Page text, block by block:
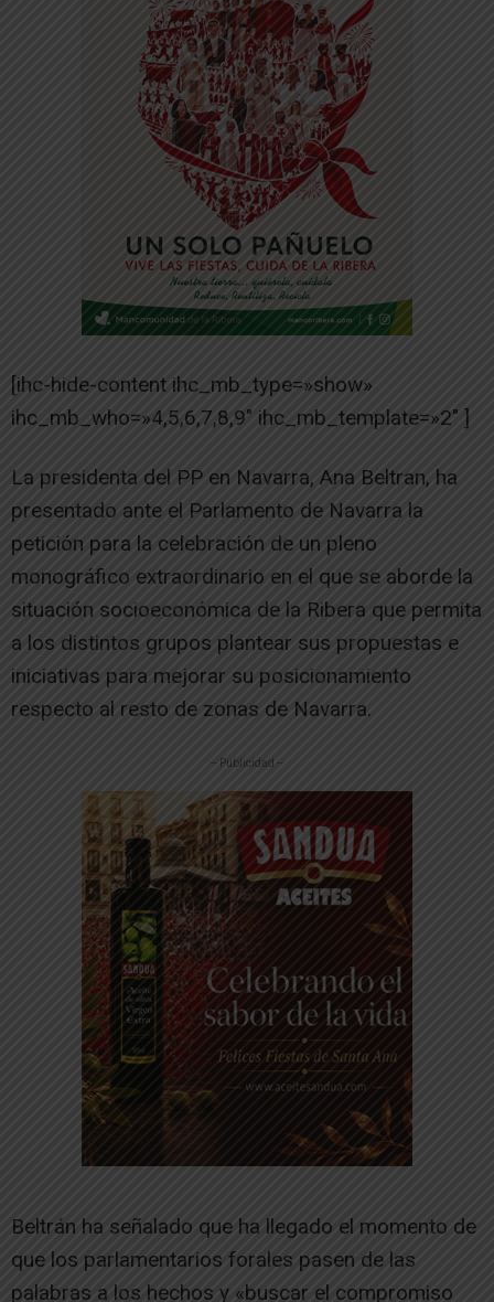
[ihc-hide-content ihc_mb_type=»show»
ihc_mb_who=»4,5,6,7,8,9″ ihc_mb_template=»2″ ]
La presidenta del PP en Navarra, Ana Beltran, ha
presentado ante el Parlamento de Navarra la
petición para la celebración de un pleno
monográfico extraordinario en el que se aborde la
situación socioeconómica de la Ribera que permita
a los distintos grupos plantear sus propuestas e
iniciativas para mejorar su posicionamiento
respecto al resto de zonas de Navarra.
-- Publicidad --
Beltrán ha señalado que ha llegado el momento de
que los parlamentarios forales pasen de las
palabras a los hechos y «buscar el compromiso